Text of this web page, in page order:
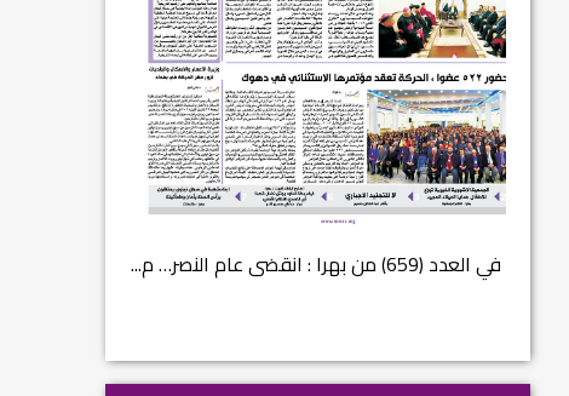
في العدد (659) من بهرا : انقضى عام النصر… م...